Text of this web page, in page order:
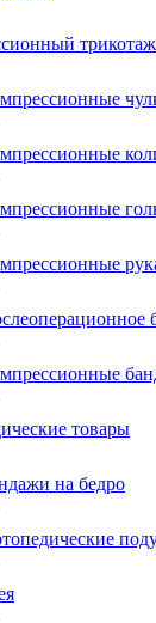
трикотаж
товары
на бедро